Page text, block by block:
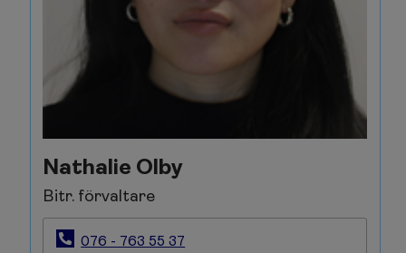
Nathalie Olby
Bitr. förvaltare
076 - 763 55 37